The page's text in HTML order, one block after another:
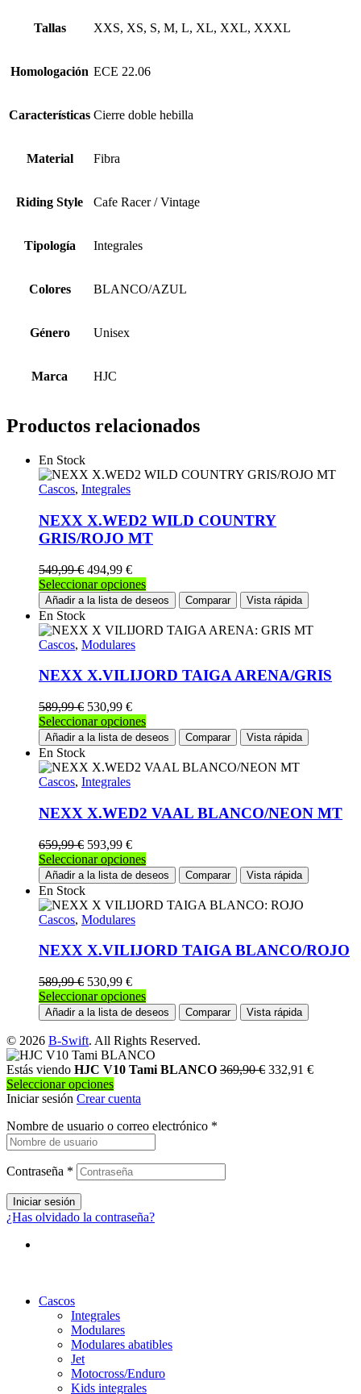
Tallas XXS, XS, S, M, L, XL, XXL, XXXL
Homologación ECE 22.06
Características Cierre doble hebilla
Material Fibra
Riding Style Cafe Racer / Vintage
Tipología Integrales
Colores BLANCO/AZUL
Género Unisex
Marca HJC
Productos relacionados
En Stock
Cascos, Integrales
NEXX X.WED2 WILD COUNTRY
GRIS/ROJO MT
549,99€ 494,99 €
Seleccionar opcionesEste
producto
tiene
múltiples
opciones
se
elegir
en
la
de
Añadir a la lista de deseos Comparar Vista rápida
En Stock
Cascos, Modulares
NEXX X.VILIJORD TAIGA ARENA/GRIS
589,99€ 530,99 €
Seleccionar opcionesEste
producto
tiene
múltiples
opciones
se
elegir
en
la
de
Añadir a la lista de deseos Comparar Vista rápida
En Stock
Cascos, Integrales
NEXX X.WED2 VAAL BLANCO/NEON MT
659,99€ 593,99 €
Seleccionar opcionesEste
producto
tiene
múltiples
opciones
se
elegir
en
la
de
producto
Añadir a la lista de deseos Comparar Vista rápida
En Stock
Cascos, Modulares
NEXX X.VILIJORD TAIGA BLANCO/ROJO
589,99€ 530,99 €
Seleccionar opcionesEste
producto
tiene
múltiples
variantes.
Las
elegir
la
de
Añadir a la lista de deseos Comparar Vista rápida
© 2026 B-Swift. All Rights Reserved.
Estás viendo HJC V10 Tami BLANCO 369,90€ 332,91 €
Seleccionar opciones
Iniciar sesión Crear cuenta
Nombre de usuario o correo electrónico *
Contraseña *
Iniciar sesión
¿Has olvidado la contraseña?
Cascos
Integrales
Modulares
Modulares abatibles
Jet
Motocross/Enduro
Kids integrales